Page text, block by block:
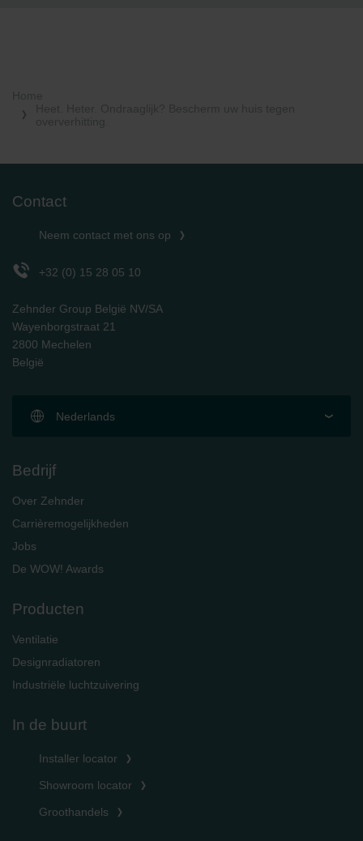
Contact
Neem contact met ons op
+32 (0) 15 28 05 10
Zehnder Group België NV/SA
Wayenborgstraat 21
2800 Mechelen
België
Nederlands
Bedrijf
Over Zehnder
Carrièremogelijkheden
Jobs
De WOW! Awards
Producten
Ventilatie
Designradiatoren
Industriële luchtzuivering
In de buurt
Installer locator
Showroom locator
Groothandels